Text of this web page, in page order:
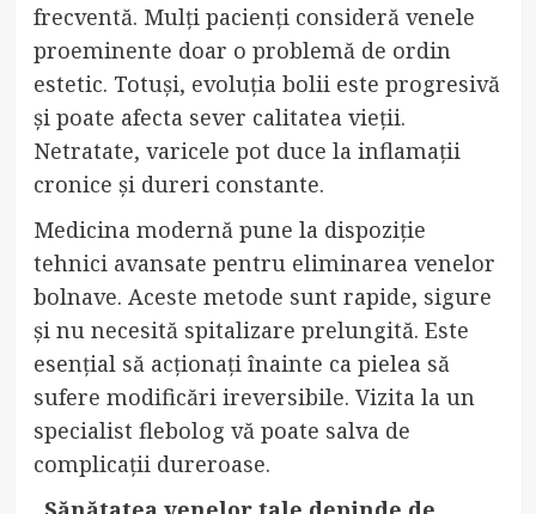
frecventă. Mulți pacienți consideră venele
proeminente doar o problemă de ordin
estetic. Totuși, evoluția bolii este progresivă
și poate afecta sever calitatea vieții.
Netratate, varicele pot duce la inflamații
cronice și dureri constante.
Medicina modernă pune la dispoziție
tehnici avansate pentru eliminarea venelor
bolnave. Aceste metode sunt rapide, sigure
și nu necesită spitalizare prelungită. Este
esențial să acționați înainte ca pielea să
sufere modificări ireversibile. Vizita la un
specialist flebolog vă poate salva de
complicații dureroase.